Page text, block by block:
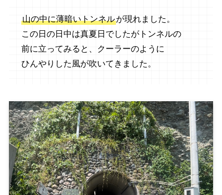
山の中に薄暗いトンネルが現れました。
この日の日中は真夏日でしたがトンネルの
前に立ってみると、クーラーのように
ひんやりした風が吹いてきました。